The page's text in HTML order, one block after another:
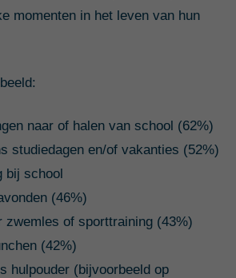
momenten in het leven van hun
naar of halen van school (62%)
studiedagen en/of vakanties (52%)
bij school
(46%)
zwemles of sporttraining (43%)
(42%)
hulpouder (bijvoorbeeld op